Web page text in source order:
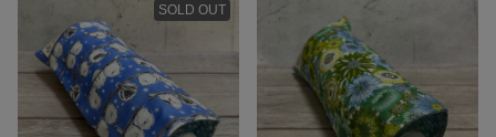
SOLD OUT